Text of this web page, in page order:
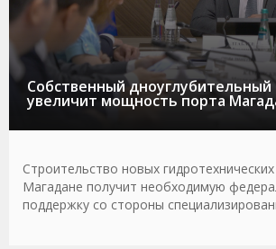
Собственный дноуглубительный
увеличит мощность порта
Строительство новых
Магадане получит необходимую
поддержку со стороны